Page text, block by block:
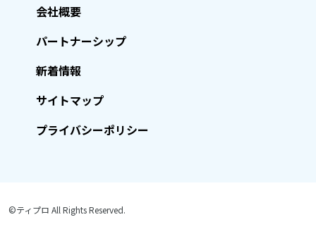
会社概要
パートナーシップ
新着情報
サイトマップ
プライバシーポリシー
©ティプロ All Rights Reserved.